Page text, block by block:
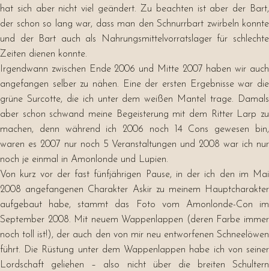
hat sich aber nicht viel geändert. Zu beachten ist aber der Bart,
der schon so lang war, dass man den Schnurrbart zwirbeln konnte
und der Bart auch als Nahrungsmittelvorratslager für schlechte
Zeiten dienen konnte.
Irgendwann zwischen Ende 2006 und Mitte 2007 haben wir auch
angefangen selber zu nähen. Eine der ersten Ergebnisse war die
grüne Surcotte, die ich unter dem weißen Mantel trage. Damals
aber schon schwand meine Begeisterung mit dem Ritter Larp zu
machen, denn während ich 2006 noch 14 Cons gewesen bin,
waren es 2007 nur noch 5 Veranstaltungen und 2008 war ich nur
noch je einmal in Amonlonde und Lupien.
Von kurz vor der fast fünfjährigen Pause, in der ich den im Mai
2008 angefangenen Charakter Askir zu meinem Hauptcharakter
aufgebaut habe, stammt das Foto vom Amonlonde-Con im
September 2008. Mit neuem Wappenlappen (deren Farbe immer
noch toll ist!), der auch den von mir neu entworfenen Schneelöwen
führt. Die Rüstung unter dem Wappenlappen habe ich von seiner
Lordschaft geliehen – also nicht über die breiten Schultern